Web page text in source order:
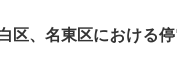
区、名東区における